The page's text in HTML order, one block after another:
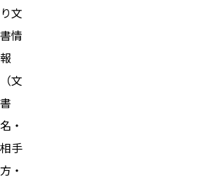
り文
書情
報
（文
書
名・
相手
方・